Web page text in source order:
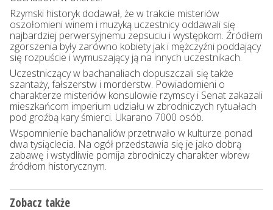
Rzymski historyk dodawał, że w trakcie misteriów
oszołomieni winem i muzyką uczestnicy oddawali się
najbardziej perwersyjnemu zepsuciu i występkom. Źródłem
zgorszenia były zarówno kobiety jak i mężczyźni poddający
się rozpuście i wymuszający ją na innych uczestnikach.
Uczestniczący w bachanaliach dopuszczali się także
szantaży, fałszerstw i morderstw. Powiadomieni o
charakterze misteriów konsulowie rzymscy i Senat zakazali
mieszkańcom imperium udziału w zbrodniczych rytuałach
pod groźbą kary śmierci. Ukarano 7000 osób.
Wspomnienie bachanaliów przetrwało w kulturze ponad
dwa tysiąclecia. Na ogół przedstawia się je jako dobrą
zabawę i wstydliwie pomija zbrodniczy charakter wbrew
źródłom historycznym.
Zobacz także